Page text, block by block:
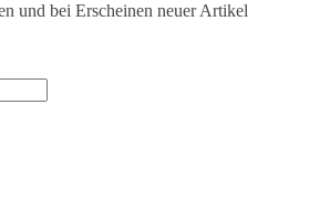
und bei Erscheinen neuer Artikel